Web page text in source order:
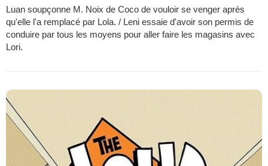
Luan soupçonne M. Noix de Coco de vouloir se venger après
qu'elle l'a remplacé par Lola. / Leni essaie d'avoir son permis de
conduire par tous les moyens pour aller faire les magasins avec
Lori.